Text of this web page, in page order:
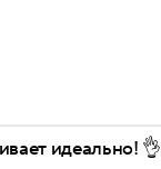
идеально! 👌